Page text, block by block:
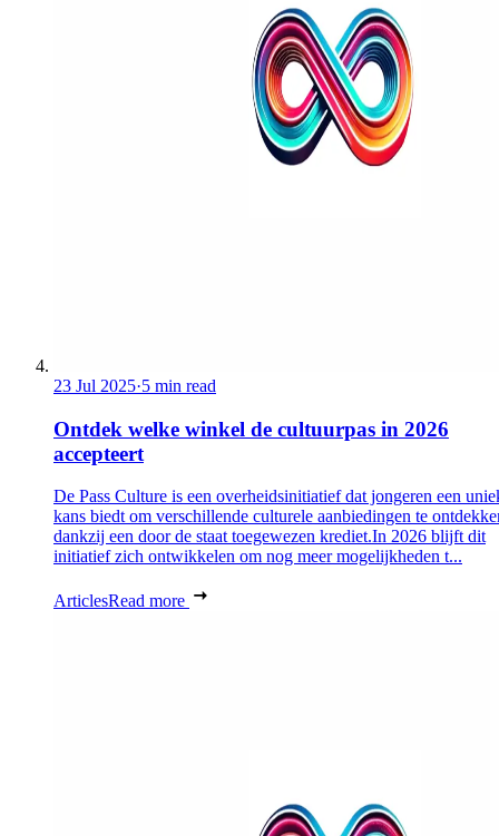
23 Jul 2025·5 min read
Ontdek welke winkel de cultuurpas in 2026
accepteert
De Pass Culture is een overheidsinitiatief dat jongeren een
kans biedt om verschillende culturele aanbiedingen te
dankzij een door de staat toegewezen krediet.In 2026 blijft dit
initiatief zich ontwikkelen om nog meer mogelijkheden t...
ArticlesRead more